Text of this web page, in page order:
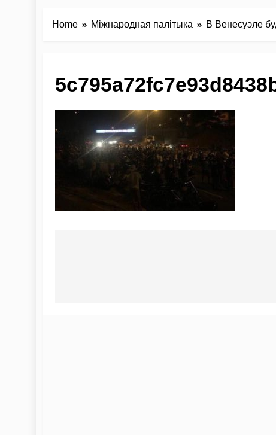
Home Міжнародная палітыка В Венесуэле